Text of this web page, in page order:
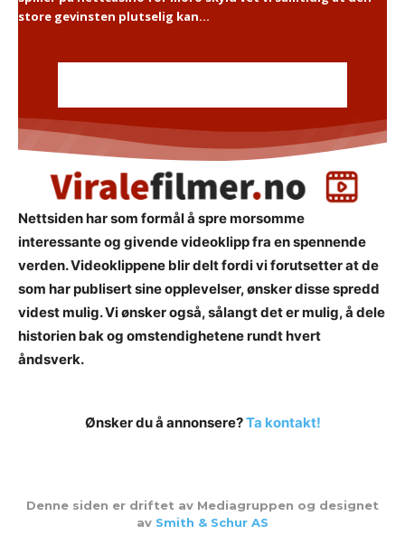
store gevinsten plutselig kan...
Nettsiden har som formål å spre morsomme
interessante og givende videoklipp fra en spennende
verden. Videoklippene blir delt fordi vi forutsetter at de
som har publisert sine opplevelser, ønsker disse spredd
videst mulig. Vi ønsker også, sålangt det er mulig, å dele
historien bak og omstendighetene rundt hvert
åndsverk.
Ønsker du å annonsere?Ta kontakt!
Denne siden er driftet av Mediagruppen og designet
av Smith & Schur AS